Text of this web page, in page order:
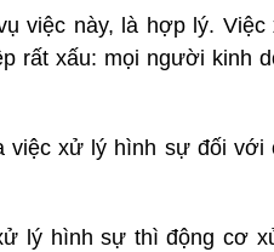
việc này, là hợp lý.
rất xấu: mọi người kinh
xử lý hình sự đối với
lý hình sự thì động cơ